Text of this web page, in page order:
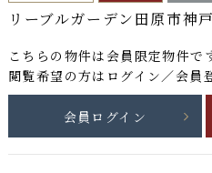
リーブルガーデン田原市
こちらの物件は 会員限定物件で
閲覧希望の方はログイン／会員
会員ログイン